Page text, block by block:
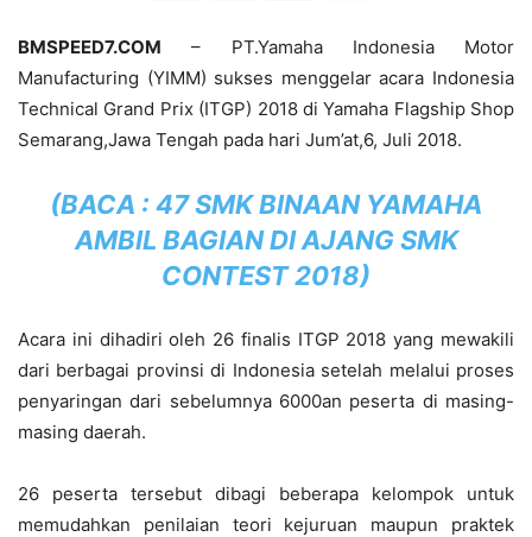
BMSPEED7.COM – PT.Yamaha Indonesia Motor
Manufacturing (YIMM) sukses menggelar acara Indonesia
Technical Grand Prix (ITGP) 2018 di Yamaha Flagship Shop
Semarang,Jawa Tengah pada hari Jum’at,6, Juli 2018.
(BACA : 47 SMK BINAAN YAMAHA
AMBIL BAGIAN DI AJANG SMK
CONTEST 2018)
Acara ini dihadiri oleh 26 finalis ITGP 2018 yang mewakili
dari berbagai provinsi di Indonesia setelah melalui proses
penyaringan dari sebelumnya 6000an peserta di masing-
masing daerah.
26 peserta tersebut dibagi beberapa kelompok untuk
memudahkan penilaian teori kejuruan maupun praktek